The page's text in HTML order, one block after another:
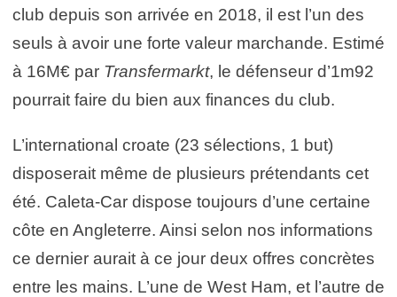
club depuis son arrivée en 2018, il est l’un des
seuls à avoir une forte valeur marchande. Estimé
à 16M€ par Transfermarkt, le défenseur d’1m92
pourrait faire du bien aux finances du club.
L’international croate (23 sélections, 1 but)
disposerait même de plusieurs prétendants cet
été. Caleta-Car dispose toujours d’une certaine
côte en Angleterre. Ainsi selon nos informations
ce dernier aurait à ce jour deux offres concrètes
entre les mains. L’une de West Ham, et l’autre de